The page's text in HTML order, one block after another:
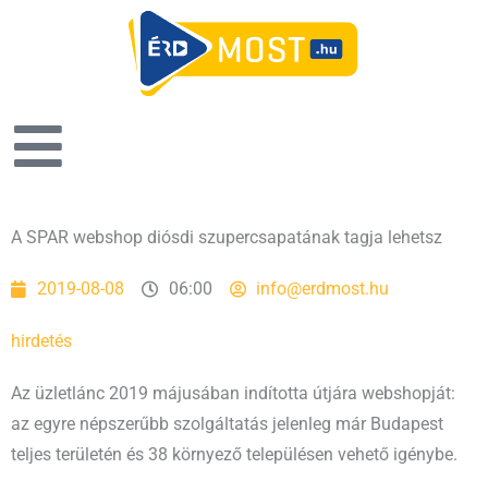
A SPAR webshop diósdi szupercsapatának tagja lehetsz
2019-08-08 06:00 info@erdmost.hu
hirdetés
Az üzletlánc 2019 májusában indította útjára webshopját:
az egyre népszerűbb szolgáltatás jelenleg már Budapest
teljes területén és 38 környező településen vehető igénybe.